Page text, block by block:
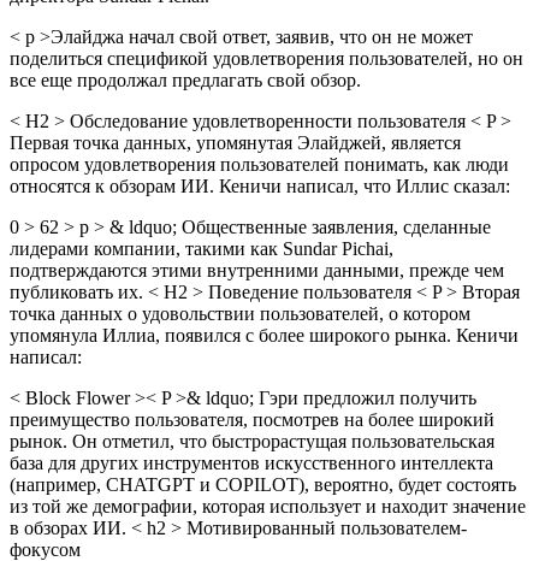
< p >Элайджа начал свой ответ, заявив, что он не может
поделиться спецификой удовлетворения пользователей, но он
все еще продолжал предлагать свой обзор.
< H2 > Обследование удовлетворенности пользователя < P >
Первая точка данных, упомянутая Элайджей, является
опросом удовлетворения пользователей понимать, как люди
относятся к обзорам ИИ. Кеничи написал, что Иллис сказал:
0 > 62 > p > & ldquo; Общественные заявления, сделанные
лидерами компании, такими как Sundar Pichai,
подтверждаются этими внутренними данными, прежде чем
публиковать их. < H2 > Поведение пользователя < P > Вторая
точка данных о удовольствии пользователей, о котором
упомянула Иллиа, появился с более широкого рынка. Кеничи
написал:
< Block Flower >< P >& ldquo; Гэри предложил получить
преимущество пользователя, посмотрев на более широкий
рынок. Он отметил, что быстрорастущая пользовательская
база для других инструментов искусственного интеллекта
(например, CHATGPT и COPILOT), вероятно, будет состоять
из той же демографии, которая использует и находит значение
в обзорах ИИ. < h2 > Мотивированный пользователем-
фокусом